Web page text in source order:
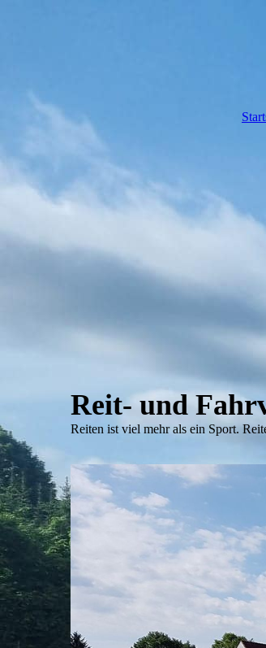
Reit- und
Reiten ist viel mehr als ein Sport.